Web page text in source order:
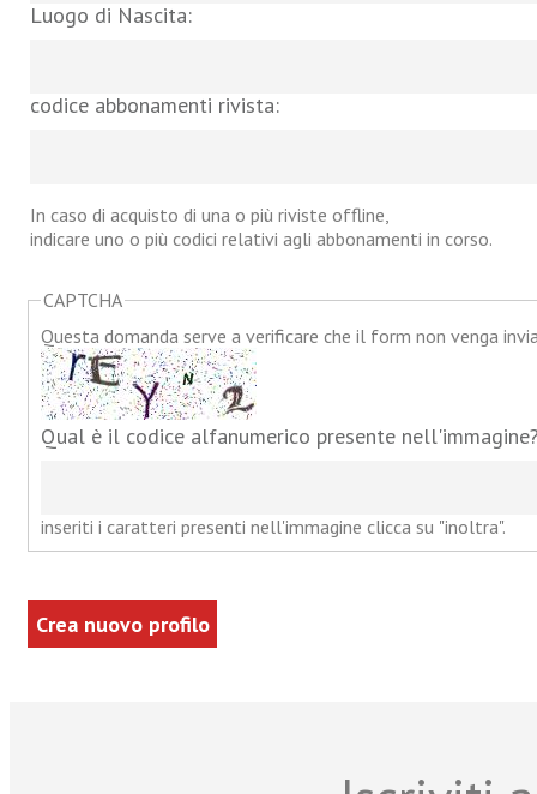
Luogo di Nascita:
codice abbonamenti rivista:
In caso di acquisto di una o più riviste offline,
indicare uno o più codici relativi agli abbonamenti in corso.
CAPTCHA
Questa domanda serve a verificare che il form non venga
Qual è il codice alfanumerico presente
inseriti i caratteri presenti nell'immagine clicca su "inoltra".